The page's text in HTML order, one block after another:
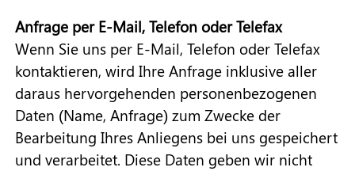
Anfrage per E-Mail, Telefon oder Telefax
Wenn Sie uns per E-Mail, Telefon oder Telefax
kontaktieren, wird Ihre Anfrage inklusive aller
daraus hervorgehenden personenbezogenen
Daten (Name, Anfrage) zum Zwecke der
Bearbeitung Ihres Anliegens bei uns gespeichert
und verarbeitet. Diese Daten geben wir nicht